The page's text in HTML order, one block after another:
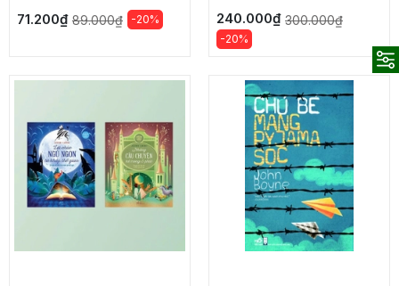
71.200₫ 89.000₫ -20%
MÃ LÊN MẶT TRĂNG -
NHÓC GẤU THÍCH HÙ
240.000₫ 300.000₫
-20%